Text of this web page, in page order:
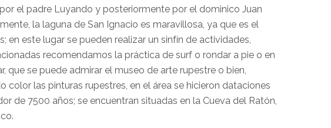
el padre Luyando y posteriormente por el dominico Juan
la laguna de San Ignacio es maravillosa, ya que es el
en este lugar se pueden realizar un sinfín de actividades,
recomendamos la práctica de surf o rondar a pie o en
que se puede admirar el museo de arte rupestre o bien,
color las pinturas rupestres, en el área se hicieron dataciones
de 7500 años; se encuentran situadas en la Cueva del Ratón,